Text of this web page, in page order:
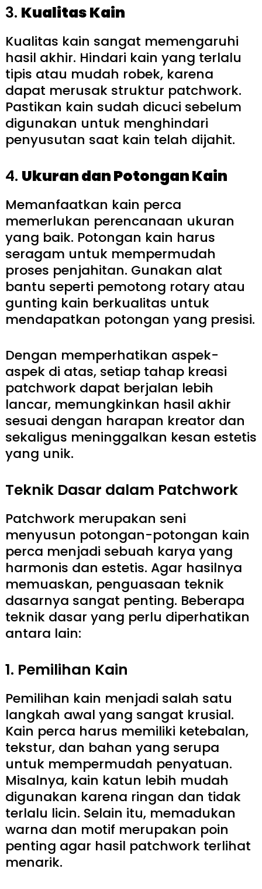
3. Kualitas Kain
Kualitas kain sangat memengaruhi
hasil akhir. Hindari kain yang terlalu
tipis atau mudah robek, karena
dapat merusak struktur patchwork.
Pastikan kain sudah dicuci sebelum
digunakan untuk menghindari
penyusutan saat kain telah dijahit.
4. Ukuran dan Potongan Kain
Memanfaatkan kain perca
memerlukan perencanaan ukuran
yang baik. Potongan kain harus
seragam untuk mempermudah
proses penjahitan. Gunakan alat
bantu seperti pemotong rotary atau
gunting kain berkualitas untuk
mendapatkan potongan yang presisi.
Dengan memperhatikan aspek-
aspek di atas, setiap tahap kreasi
patchwork dapat berjalan lebih
lancar, memungkinkan hasil akhir
sesuai dengan harapan kreator dan
sekaligus meninggalkan kesan estetis
yang unik.
Teknik Dasar dalam Patchwork
Patchwork merupakan seni
menyusun potongan-potongan kain
perca menjadi sebuah karya yang
harmonis dan estetis. Agar hasilnya
memuaskan, penguasaan teknik
dasarnya sangat penting. Beberapa
teknik dasar yang perlu diperhatikan
antara lain:
1. Pemilihan Kain
Pemilihan kain menjadi salah satu
langkah awal yang sangat krusial.
Kain perca harus memiliki ketebalan,
tekstur, dan bahan yang serupa
untuk mempermudah penyatuan.
Misalnya, kain katun lebih mudah
digunakan karena ringan dan tidak
terlalu licin. Selain itu, memadukan
warna dan motif merupakan poin
penting agar hasil patchwork terlihat
menarik.